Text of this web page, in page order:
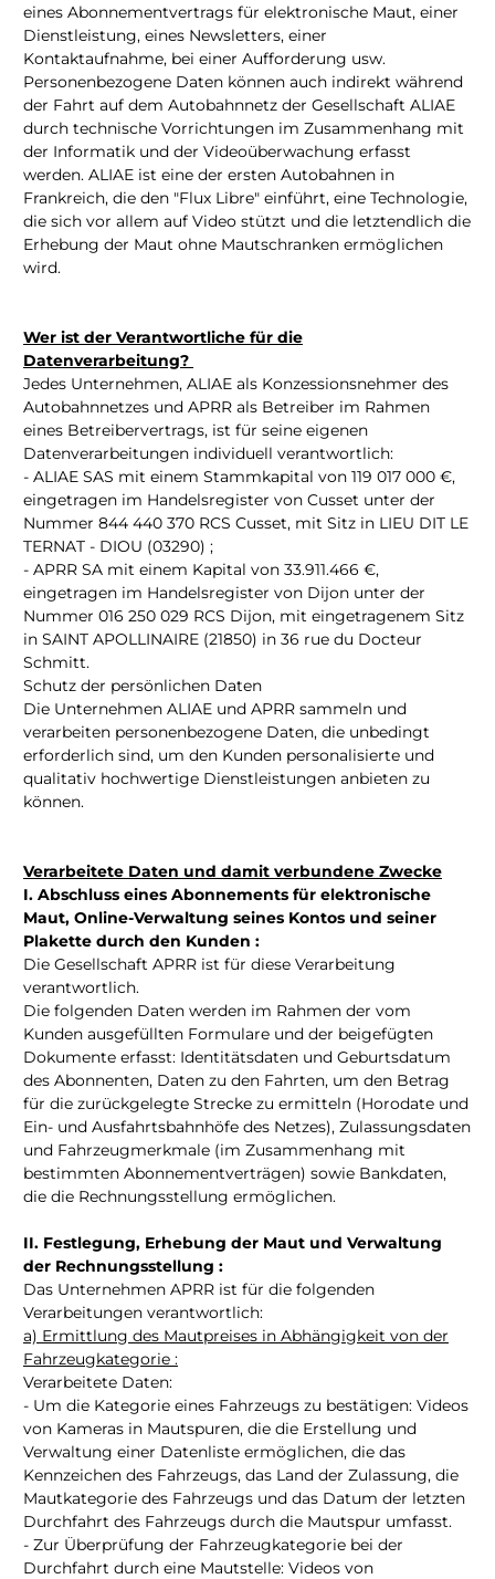
eines Abonnementvertrags für elektronische Maut, einer
Dienstleistung, eines Newsletters, einer
Kontaktaufnahme, bei einer Aufforderung usw.
Personenbezogene Daten können auch indirekt während
der Fahrt auf dem Autobahnnetz der Gesellschaft ALIAE
durch technische Vorrichtungen im Zusammenhang mit
der Informatik und der Videoüberwachung erfasst
werden. ALIAE ist eine der ersten Autobahnen in
Frankreich, die den "Flux Libre" einführt, eine Technologie,
die sich vor allem auf Video stützt und die letztendlich die
Erhebung der Maut ohne Mautschranken ermöglichen
wird.
Wer ist der Verantwortliche für die
Datenverarbeitung?
Jedes Unternehmen, ALIAE als Konzessionsnehmer des
Autobahnnetzes und APRR als Betreiber im Rahmen
eines Betreibervertrags, ist für seine eigenen
Datenverarbeitungen individuell verantwortlich:
- ALIAE SAS mit einem Stammkapital von 119 017 000 €,
eingetragen im Handelsregister von Cusset unter der
Nummer 844 440 370 RCS Cusset, mit Sitz in LIEU DIT LE
TERNAT - DIOU (03290) ;
- APRR SA mit einem Kapital von 33.911.466 €,
eingetragen im Handelsregister von Dijon unter der
Nummer 016 250 029 RCS Dijon, mit eingetragenem Sitz
in SAINT APOLLINAIRE (21850) in 36 rue du Docteur
Schmitt.
Schutz der persönlichen Daten
Die Unternehmen ALIAE und APRR sammeln und
verarbeiten personenbezogene Daten, die unbedingt
erforderlich sind, um den Kunden personalisierte und
qualitativ hochwertige Dienstleistungen anbieten zu
können.
Verarbeitete Daten und damit verbundene Zwecke
I. Abschluss eines Abonnements für elektronische
Maut, Online-Verwaltung seines Kontos und seiner
Plakette durch den Kunden :
Die Gesellschaft APRR ist für diese Verarbeitung
verantwortlich.
Die folgenden Daten werden im Rahmen der vom
Kunden ausgefüllten Formulare und der beigefügten
Dokumente erfasst: Identitätsdaten und Geburtsdatum
des Abonnenten, Daten zu den Fahrten, um den Betrag
für die zurückgelegte Strecke zu ermitteln (Horodate und
Ein- und Ausfahrtsbahnhöfe des Netzes), Zulassungsdaten
und Fahrzeugmerkmale (im Zusammenhang mit
bestimmten Abonnementverträgen) sowie Bankdaten,
die die Rechnungsstellung ermöglichen.
II. Festlegung, Erhebung der Maut und Verwaltung
der Rechnungsstellung :
Das Unternehmen APRR ist für die folgenden
Verarbeitungen verantwortlich:
a) Ermittlung des Mautpreises in Abhängigkeit von der
Fahrzeugkategorie :
Verarbeitete Daten:
- Um die Kategorie eines Fahrzeugs zu bestätigen: Videos
von Kameras in Mautspuren, die die Erstellung und
Verwaltung einer Datenliste ermöglichen, die das
Kennzeichen des Fahrzeugs, das Land der Zulassung, die
Mautkategorie des Fahrzeugs und das Datum der letzten
Durchfahrt des Fahrzeugs durch die Mautspur umfasst.
- Zur Überprüfung der Fahrzeugkategorie bei der
Durchfahrt durch eine Mautstelle: Videos von